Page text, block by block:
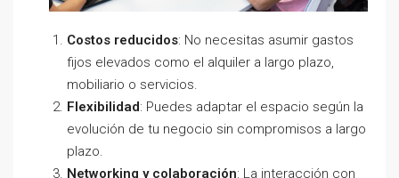
Costos reducidos: No necesitas asumir gastos
fijos elevados como el alquiler a largo plazo,
mobiliario o servicios.
Flexibilidad: Puedes adaptar el espacio según la
evolución de tu negocio sin compromisos a largo
plazo.
Networking y colaboración: La interacción con